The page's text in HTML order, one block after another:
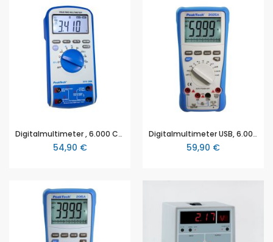
Digitalmultimeter , 6.000 Counts , 1000V AC/DC , 10A AC/DC mit TrueRMS (P 3410)
54,90 €
Digitalmultimeter USB, 6.000 Counts, 600V AC/DC, 10A AC/DC, TRMS (P 2025 A)
59,90 €